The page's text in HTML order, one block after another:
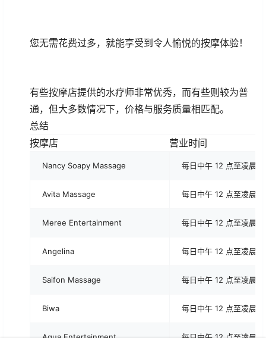
您无需花费过多，就能享受到令人愉悦的按摩体验！
有些按摩店提供的水疗师非常优秀，而有些则较为普
通，但大多数情况下，价格与服务质量相匹配。
总结
按摩店
营业时间
Nancy Soapy Massage 每日中午 12 点至凌晨
Avita Massage 每日中午 12 点至凌晨
Meree Entertainment 每日中午 12 点至凌晨
Angelina 每日中午 12 点至凌晨
Saifon Massage 每日中午 12 点至凌晨
Biwa 每日中午 12 点至凌晨